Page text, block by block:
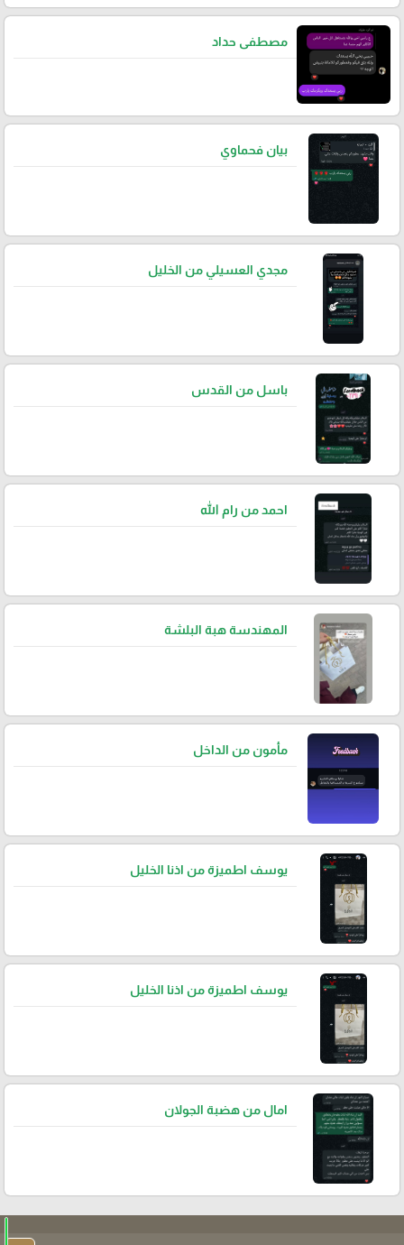
مصطفى حداد
بيان فحماوي
مجدي العسيلي من الخليل
باسل من القدس
احمد من رام الله
المهندسة هبة البلشة
مأمون من الداخل
يوسف اطميزة من اذنا الخليل
يوسف اطميزة من اذنا الخليل
امال من هضبة الجولان